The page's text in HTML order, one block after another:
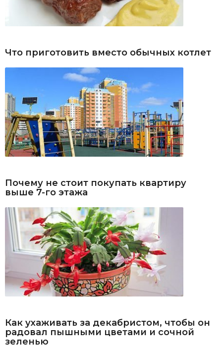
Что приготовить вместо обычных котлет
Почему не стоит покупать квартиру
выше 7-го этажа
Как ухаживать за декабристом, чтобы он
радовал пышными цветами и сочной
зеленью